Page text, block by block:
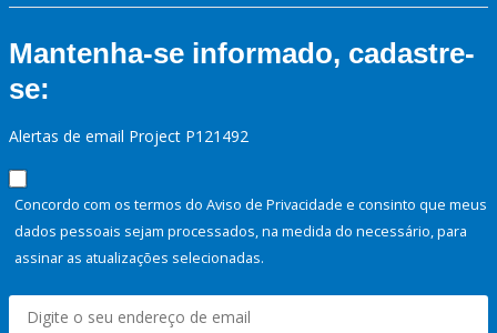
Mantenha-se informado, cadastre-
se:
Alertas de email Project P121492
Concordo com os termos do Aviso de Privacidade e consinto que meus
dados pessoais sejam processados, na medida do necessário, para
assinar as atualizações selecionadas.